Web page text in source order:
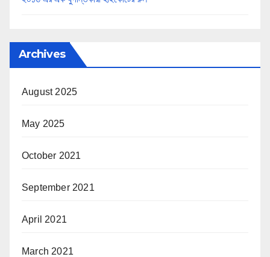
Archives
August 2025
May 2025
October 2021
September 2021
April 2021
March 2021